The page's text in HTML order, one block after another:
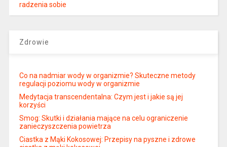
radzenia sobie
Zdrowie
Co na nadmiar wody w organizmie? Skuteczne metody
regulacji poziomu wody w organizmie
Medytacja transcendentalna: Czym jest i jakie są jej
korzyści
Smog: Skutki i działania mające na celu ograniczenie
zanieczyszczenia powietrza
Ciastka z Mąki Kokosowej: Przepisy na pyszne i zdrowe